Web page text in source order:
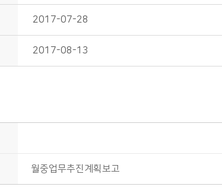
2017-07-28
2017-08-13
월중업무추진계획보고